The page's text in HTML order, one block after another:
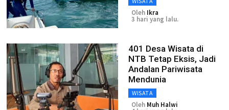
Oleh Ikra
3 hari yang lalu.
401 Desa Wisata di
NTB Tetap Eksis, Jadi
Andalan Pariwisata
Mendunia
WISATA
Oleh Muh Halwi